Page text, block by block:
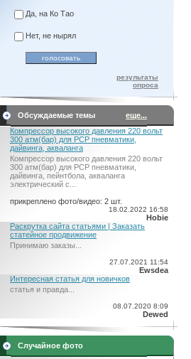
Да, на Ко Тао
Нет, не нырял
результаты
опроса
Обсуждаемые темы
еще...
Компрессор высокого давления 220 вольт
300 атм(бар) для PCP пневматики,
дайвинга, акваланга
Компрессор высокого давления 220 вольт
300 атм(бар) для PCP пневматики,
дайвинга, пейнтбола, акваланга
электрический c...
прикреплено фото/видео: 2 шт.
18.02.2022 16:58
Hobie
Раскрутка сайта статьями | Заказать
статейное продвижение
Принимаю заказы...
27.07.2021 11:54
Ewsdea
Интересная статья для новичков
статья и правда...
08.07.2020 8:09
Dewed
Случайное фото